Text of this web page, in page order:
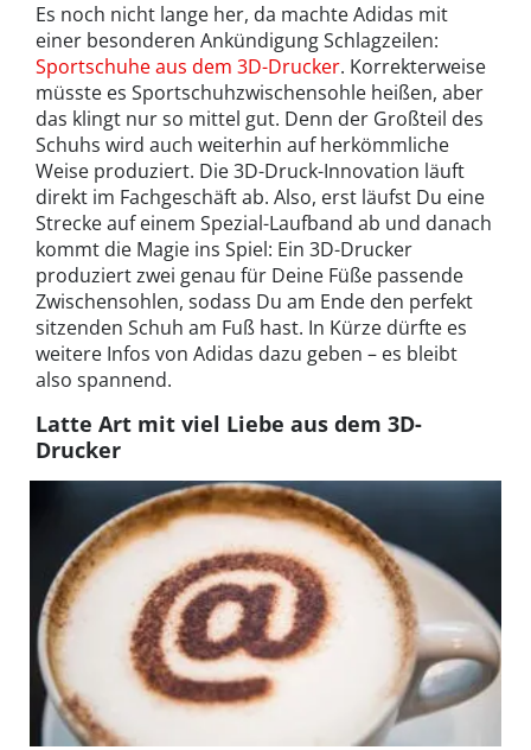
Es noch nicht lange her, da machte Adidas mit
einer besonderen Ankündigung Schlagzeilen:
Sportschuhe aus dem 3D-Drucker. Korrekterweise
müsste es Sportschuhzwischensohle heißen, aber
das klingt nur so mittel gut. Denn der Großteil des
Schuhs wird auch weiterhin auf herkömmliche
Weise produziert. Die 3D-Druck-Innovation läuft
direkt im Fachgeschäft ab. Also, erst läufst Du eine
Strecke auf einem Spezial-Laufband ab und danach
kommt die Magie ins Spiel: Ein 3D-Drucker
produziert zwei genau für Deine Füße passende
Zwischensohlen, sodass Du am Ende den perfekt
sitzenden Schuh am Fuß hast. In Kürze dürfte es
weitere Infos von Adidas dazu geben – es bleibt
also spannend.
Latte Art mit viel Liebe aus dem 3D-
Drucker